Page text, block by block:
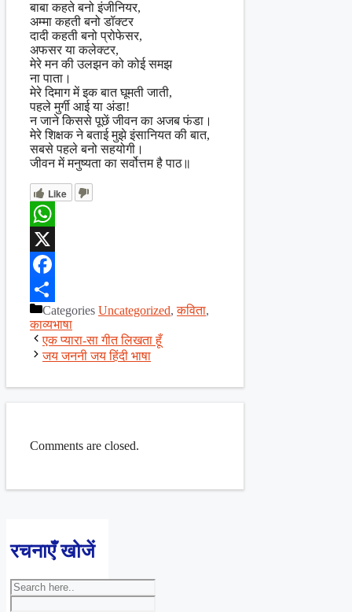
बाबा कहते बनो इंजीनियर,
अम्मा कहती बनो डॉक्टर
दादी कहती बनो प्रोफेसर,
अफसर या कलेक्टर,
मेरे मन की उलझन को कोई समझ
ना पाता।
मेरे दिमाग में इक बात घूमती जाती,
पहले मुर्गी आई या अंडा!
न जाने किससे पूछें जीवन का अजब फंडा।
मेरे शिक्षक ने बताई मुझे इंसानियत की बात,
सबसे पहले बनो सहयोगी।
जीवन में मनुष्यता का सर्वोत्तम है पाठ॥
Like
WhatsApp
X
Facebook
ShareCategories Uncategorized,कविता,
काव्यभाषा
एक प्यारा-सा गीत लिखता हूँ
जय जननी जय हिंदी भाषा
Comments are closed.
रचनाएँ खोजें